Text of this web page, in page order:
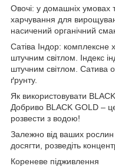
Овочі: у домашніх умовах
харчування для
насичений органічний
Сатіва Індор: комплексне
штучним світлом. Індекс
штучним світлом. Сатива
ґрунту.
Як використовувати
Добриво BLACK GOLD –
розвести з водою!
Залежно від ваших рослин
досягти, розведіть
Кореневе підживлення